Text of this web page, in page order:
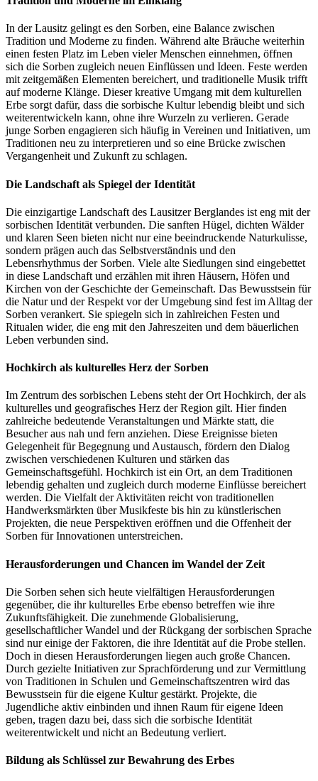
In der Lausitz gelingt es den Sorben, eine Balance zwischen
Tradition und Moderne zu finden. Während alte Bräuche weiterhin
einen festen Platz im Leben vieler Menschen einnehmen, öffnen
sich die Sorben zugleich neuen Einflüssen und Ideen. Feste werden
mit zeitgemäßen Elementen bereichert, und traditionelle Musik trifft
auf moderne Klänge. Dieser kreative Umgang mit dem kulturellen
Erbe sorgt dafür, dass die sorbische Kultur lebendig bleibt und sich
weiterentwickeln kann, ohne ihre Wurzeln zu verlieren. Gerade
junge Sorben engagieren sich häufig in Vereinen und Initiativen, um
Traditionen neu zu interpretieren und so eine Brücke zwischen
Vergangenheit und Zukunft zu schlagen.
Die Landschaft als Spiegel der Identität
Die einzigartige Landschaft des Lausitzer Berglandes ist eng mit der
sorbischen Identität verbunden. Die sanften Hügel, dichten Wälder
und klaren Seen bieten nicht nur eine beeindruckende Naturkulisse,
sondern prägen auch das Selbstverständnis und den
Lebensrhythmus der Sorben. Viele alte Siedlungen sind eingebettet
in diese Landschaft und erzählen mit ihren Häusern, Höfen und
Kirchen von der Geschichte der Gemeinschaft. Das Bewusstsein für
die Natur und der Respekt vor der Umgebung sind fest im Alltag der
Sorben verankert. Sie spiegeln sich in zahlreichen Festen und
Ritualen wider, die eng mit den Jahreszeiten und dem bäuerlichen
Leben verbunden sind.
Hochkirch als kulturelles Herz der Sorben
Im Zentrum des sorbischen Lebens steht der Ort Hochkirch, der als
kulturelles und geografisches Herz der Region gilt. Hier finden
zahlreiche bedeutende Veranstaltungen und Märkte statt, die
Besucher aus nah und fern anziehen. Diese Ereignisse bieten
Gelegenheit für Begegnung und Austausch, fördern den Dialog
zwischen verschiedenen Kulturen und stärken das
Gemeinschaftsgefühl. Hochkirch ist ein Ort, an dem Traditionen
lebendig gehalten und zugleich durch moderne Einflüsse bereichert
werden. Die Vielfalt der Aktivitäten reicht von traditionellen
Handwerksmärkten über Musikfeste bis hin zu künstlerischen
Projekten, die neue Perspektiven eröffnen und die Offenheit der
Sorben für Innovationen unterstreichen.
Herausforderungen und Chancen im Wandel der Zeit
Die Sorben sehen sich heute vielfältigen Herausforderungen
gegenüber, die ihr kulturelles Erbe ebenso betreffen wie ihre
Zukunftsfähigkeit. Die zunehmende Globalisierung,
gesellschaftlicher Wandel und der Rückgang der sorbischen Sprache
sind nur einige der Faktoren, die ihre Identität auf die Probe stellen.
Doch in diesen Herausforderungen liegen auch große Chancen.
Durch gezielte Initiativen zur Sprachförderung und zur Vermittlung
von Traditionen in Schulen und Gemeinschaftszentren wird das
Bewusstsein für die eigene Kultur gestärkt. Projekte, die
Jugendliche aktiv einbinden und ihnen Raum für eigene Ideen
geben, tragen dazu bei, dass sich die sorbische Identität
weiterentwickelt und nicht an Bedeutung verliert.
Bildung als Schlüssel zur Bewahrung des Erbes